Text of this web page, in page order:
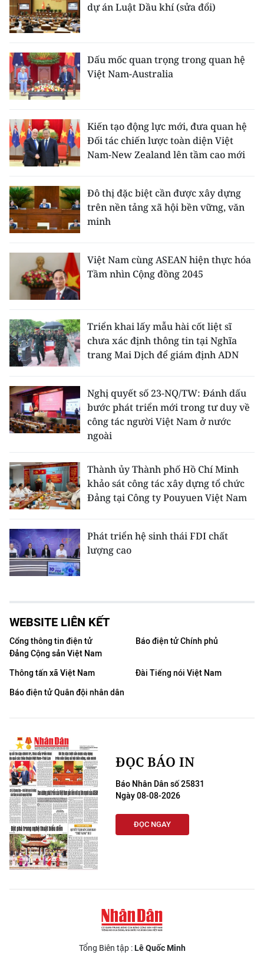
dự án Luật Dầu khí (sửa đổi)
Dấu mốc quan trọng trong quan hệ
Việt Nam-Australia
Kiến tạo động lực mới, đưa quan hệ
Đối tác chiến lược toàn diện Việt
Nam-New Zealand lên tầm cao mới
Đô thị đặc biệt cần được xây dựng
trên nền tảng xã hội bền vững, văn
minh
Việt Nam cùng ASEAN hiện thực hóa
Tầm nhìn Cộng đồng 2045
Triển khai lấy mẫu hài cốt liệt sĩ
chưa xác định thông tin tại Nghĩa
trang Mai Dịch để giám định ADN
Nghị quyết số 23-NQ/TW: Đánh dấu
bước phát triển mới trong tư duy về
công tác người Việt Nam ở nước
ngoài
Thành ủy Thành phố Hồ Chí Minh
khảo sát công tác xây dựng tổ chức
Đảng tại Công ty Pouyuen Việt Nam
Phát triển hệ sinh thái FDI chất
lượng cao
WEBSITE LIÊN KẾT
Cổng thông tin điện tử
Đảng Cộng sản Việt Nam
Báo điện tử Chính phủ
Thông tấn xã Việt Nam
Đài Tiếng nói Việt Nam
Báo điện tử Quân đội nhân dân
ĐỌC BÁO IN
Báo Nhân Dân số 25831
Ngày 08-08-2026
ĐỌC NGAY
Tổng Biên tập :Lê Quốc Minh